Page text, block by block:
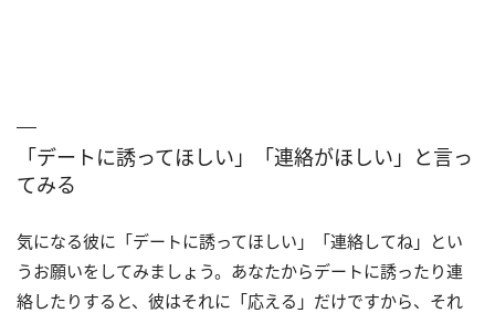
「デートに誘ってほしい」「連絡がほしい」と言っ
てみる
気になる彼に「デートに誘ってほしい」「連絡してね」とい
うお願いをしてみましょう。あなたからデートに誘ったり連
絡したりすると、彼はそれに「応える」だけですから、それ